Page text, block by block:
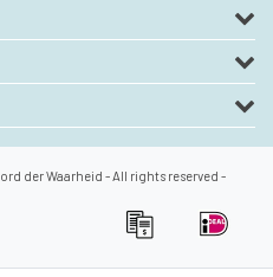
der Waarheid - All rights reserved -